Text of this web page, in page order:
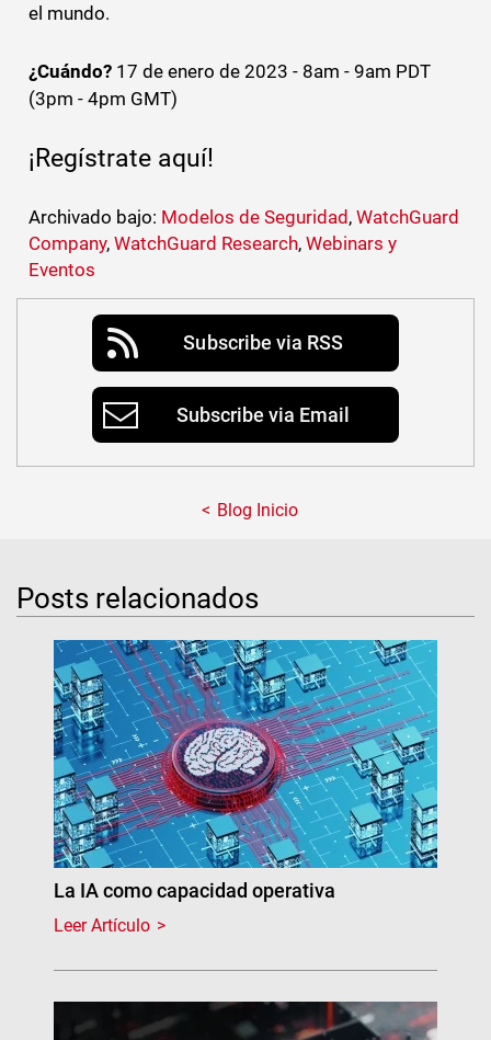
el mundo.
¿Cuándo?17 de enero de 2023 - 8am - 9am PDT
(3pm - 4pm GMT)
¡Regístrate aquí!
Archivado bajo: Modelos de Seguridad ,WatchGuard
Company, WatchGuard Research,Webinars y
Eventos
Subscribe via RSS
Subscribe via Email
Blog Inicio
Posts relacionados
La IA como capacidad operativa
Leer Artículo